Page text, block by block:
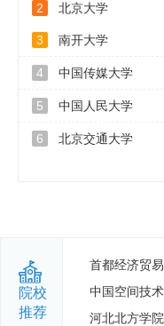
北京大学
南开大学
中国传媒大学
中国人民大学
北京交通大学
院校
推荐
河北北方学院